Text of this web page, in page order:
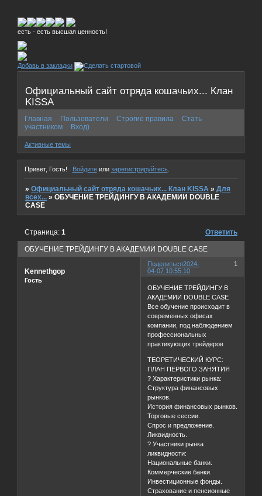
Честь - есть высшая ценность!
Добавь в закладки
Официальный сайт отряда кошачьих... Клан
KISSA
Главная Пользователи Строгие правила
Стать
участником
Вход)
Активные темы
Привет, Гость! Войдитеили зарегистрируйтесь.
»Официальный сайт отряда кошачьих... Клан KISSA »Для
всех... »ОБУЧЕНИЕ ТРЕЙДИНГУ В АКАДЕМИИ DOUBLE
CASE
ОБУЧЕНИЕ ТРЕЙДИНГУ В АКАДЕМИИ DOUBLE CASE
Страница:1 Ответить
Поделиться 1
2024-
04-07 10:55:10
Kennethgop
Гость
ОБУЧЕНИЕ ТРЕЙДИНГУ В
АКАДЕМИИ DOUBLE CASE
Все обучение происходит в
современных офисах
компании, под наблюдением
профессиональных
практикующих трейдеров
ТЕОРЕТИЧЕСКИЙ КУРС:
ПЛАН ПЕРВОГО ЗАНЯТИЯ
? Характеристики рынка:
Структура финансовых
рынков.
История финансовых рынков.
Торговые сессии.
Спрос и предложение.
Ликвидность.
? Участники рынка
ликвидности:
Национальные банки.
Коммерческие банки.
Инвестиционные фонды.
Страхование и пенсионные